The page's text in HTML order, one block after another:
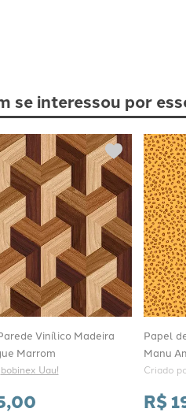
se interessou por
Vinílico Madeira
Marrom
bobinex Uau!
,00
Papel
Manu
Criado
R$